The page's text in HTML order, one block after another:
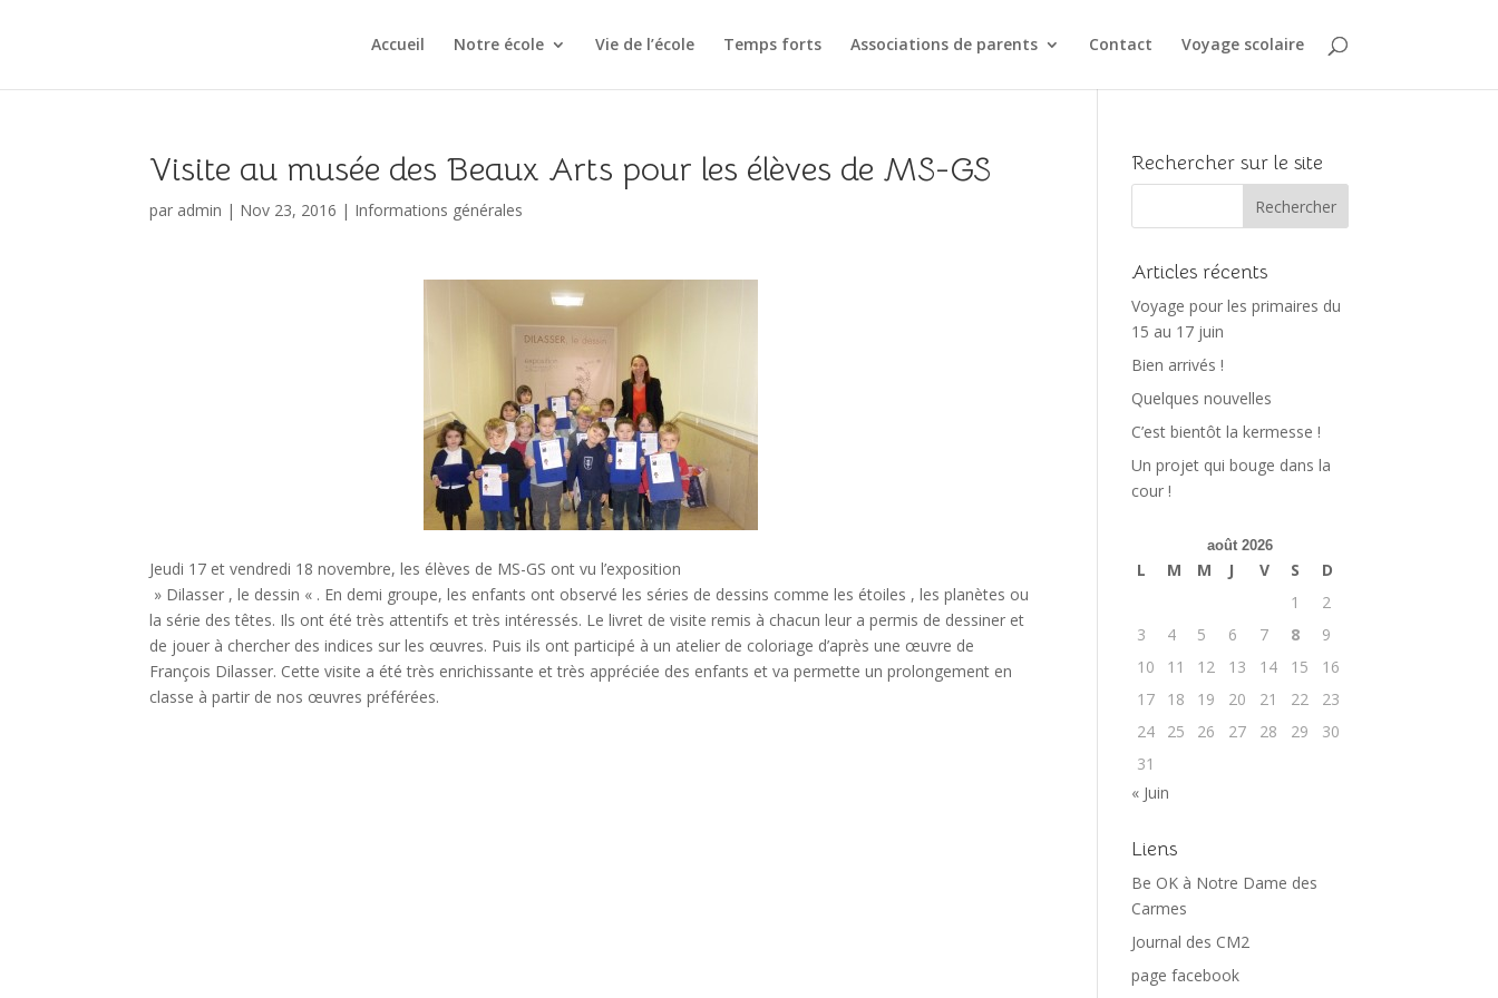
Accueil Notre école Vie de l’école Temps forts Associations de parents Contact Voyage scolaire
Visite au musée des Beaux Arts pour les élèves de MS-GS
par admin | Nov 23, 2016 | Informations générales
Jeudi 17 et vendredi 18 novembre, les élèves de MS-GS ont vu l’exposition
» Dilasser , le dessin « . En demi groupe, les enfants ont observé les séries de dessins comme les étoiles , les planètes ou
la série des têtes. Ils ont été très attentifs et très intéressés. Le livret de visite remis à chacun leur a permis de dessiner et
de jouer à chercher des indices sur les œuvres. Puis ils ont participé à un atelier de coloriage d’après une œuvre de
François Dilasser. Cette visite a été très enrichissante et très appréciée des enfants et va permette un prolongement en
classe à partir de nos œuvres préférées.
Rechercher sur le site
Articles récents
Voyage pour les primaires du
15 au 17 juin
Bien arrivés !
Quelques nouvelles
C’est bientôt la kermesse !
Un projet qui bouge dans la
cour !
août 2026
L M M J V S
D
1
2
3
4 5 6 7 8
9
10
11 12 13 14 15
16
17
18 19 20 21 22
23
24
25 26 27 28 29
30
31
« Juin
Liens
Be OK à Notre Dame des
Carmes
Journal des CM2
page facebook